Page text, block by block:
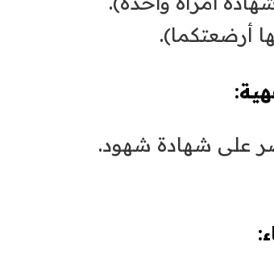
أرضعتكما).
على شهادة شهود.